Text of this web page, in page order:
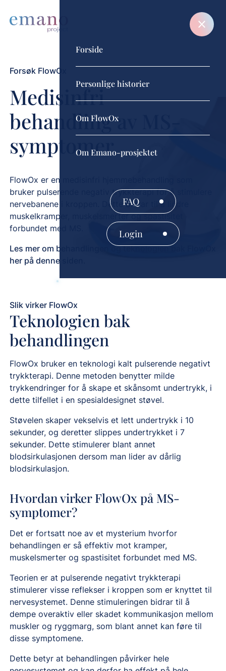
Forside
Personlige historier
Om FlowOx
Om Emano-prosjektet
FAQ
Login
Forsøk FlowOx
Medisinfri
behandling av MS-
symptomer
FlowOx er en medisinfri hjemmebehandling som
bruker pulserende negativ trykkterapi for å stimulere
nervebanene i kroppen. Dette bidrar til å lindre
muskelkramper, muskelsmerter og spastisitet
forbundet med MS.
Les mer om behandlingen og teknologien bak FlowOx
her på denne siden.
Slik virker FlowOx
Teknologien bak
behandlingen
FlowOx bruker en teknologi kalt pulserende negativt
trykkterapi. Denne metoden benytter milde
trykkendringer for å skape et skånsomt undertrykk, i
dette tilfellet i en spesialdesignet støvel.
Støvelen skaper vekselvis et lett undertrykk i 10
sekunder, og deretter slippes undertrykket i 7
sekunder. Dette stimulerer blant annet
blodsirkulasjonen dersom man lider av dårlig
blodsirkulasjon.
Hvordan virker FlowOx på MS-
symptomer?
Det er fortsatt noe av et mysterium hvorfor
behandlingen er så effektiv mot kramper,
muskelsmerter og spastisitet forbundet med MS.
Teorien er at pulserende negativt trykkterapi
stimulerer visse reflekser i kroppen som er knyttet til
nervesystemet. Denne stimuleringen bidrar til å
dempe overaktiv eller skadet kommunikasjon mellom
muskler og ryggmarg, som blant annet kan føre til
disse symptomene.
Dette betyr at behandlingen påvirker hele